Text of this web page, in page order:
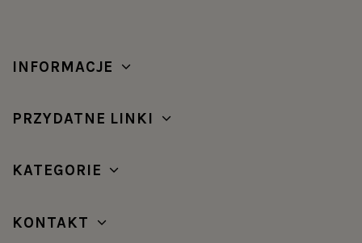
INFORMACJE
PRZYDATNE LINKI
KATEGORIE
KONTAKT